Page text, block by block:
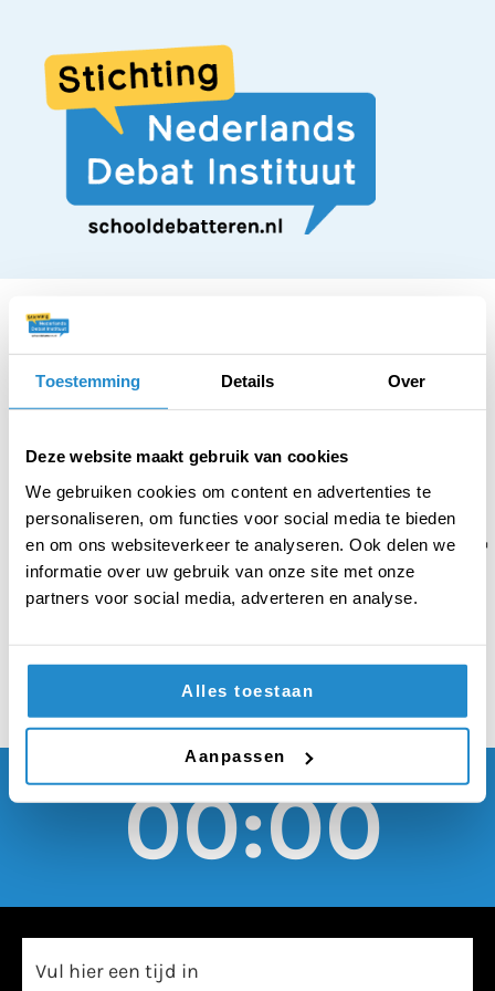
Toestemming Details Over
Deze website maakt gebruik van cookies
We gebruiken cookies om content en advertenties te
personaliseren, om functies voor social media te bieden
en om ons websiteverkeer te analyseren. Ook delen we
informatie over uw gebruik van onze site met onze
partners voor social media, adverteren en analyse.
Alles toestaan
Aanpassen
STELLING
Alle sportscholen
moeten gratis
toegankelijk zijn voor
jongeren
00:00